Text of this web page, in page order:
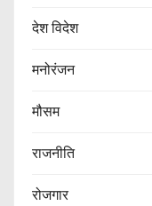
देश विदेश
मनोरंजन
मौसम
राजनीति
रोजगार